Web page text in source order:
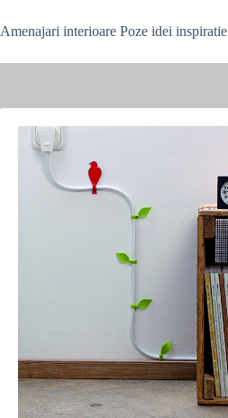
to
content
Amenajari interioare Poze idei inspiratie